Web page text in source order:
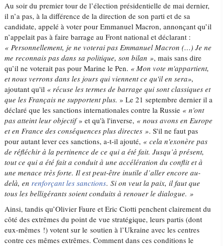
Au soir du premier tour de l’élection présidentielle de mai dernier,
il n’a pas, à la différence de la direction de son parti et de sa
candidate, appelé à voter pour Emmanuel Macron, annonçant qu’il
n’appelait pas à faire barrage au Front national et déclarant :
« Personnellement, je ne voterai pas Emmanuel Macron (…) Je ne
me reconnais pas dans sa politique, son bilan », mais sans dire
qu’il ne voterait pas pour Marine le Pen. « Mon vote m'appartient,
et nous verrons dans les jours qui viennent ce qu'il en sera»,
ajoutant qu'il « récuse les termes de barrage qui sont classiques et
que les Français ne supportent plus.» Le 21 septembre dernier il a
déclaré que les sanctions internationales contre la Russie « n'ont
pas atteint leur objectif» et qu'à l'inverse, « nous avons en Europe
et en France des conséquences plus directes ». S'il ne faut pas
pour autant lever ces sanctions, a-t-il ajouté, « cela n'exonère pas
de réfléchir à la pertinence de ce qui a été fait. Jusqu’à présent,
tout ce qui a été fait a conduit à une accélération du conflit et à
une menace très forte. Il est peut-être inutile d’aller encore au-
delà, enrenforçant les sanctions.Si on veut la paix, il faut que
tous les belligérants soient conduits à renouer le dialogue. »
Ainsi, tandis qu’Olivier Faure et Eric Ciotti penchent clairement du
côté des extrêmes du point de vue stratégique, leurs partis (dont
eux-mêmes !) votent sur le soutien à l’Ukraine avec les centres
contre ces mêmes extrêmes. Comment dans ces conditions le